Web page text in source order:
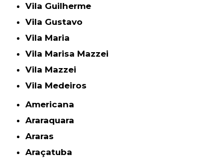
Vila Guilherme
Vila Gustavo
Vila Maria
Vila Marisa Mazzei
Vila Mazzei
Vila Medeiros
Americana
Araraquara
Araras
Araçatuba